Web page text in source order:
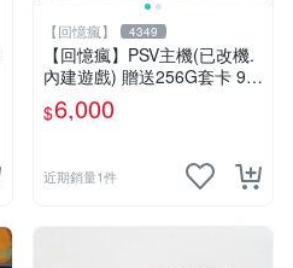
【回憶瘋】 4349
【回憶瘋】PSV主機(已改機.
內建遊戲) 贈送256G套卡 9成
新 遊戲機 PSVITA
$6,000
近期銷量1件